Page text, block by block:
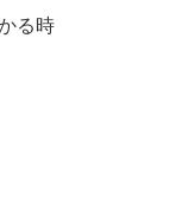
る時